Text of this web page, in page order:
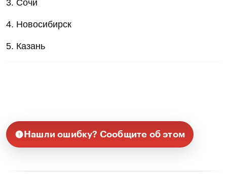
3. Сочи
4. Новосибирск
5. Казань
Нашли ошибку? Сообщите об этом